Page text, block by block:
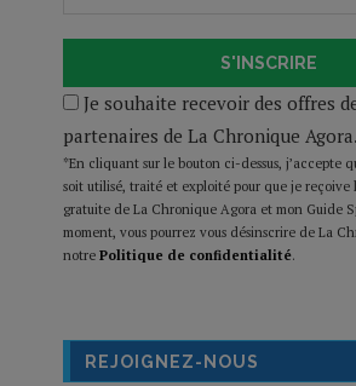
S'INSCRIRE
Je souhaite recevoir des offres
partenaires de La Chronique Agora.
*En cliquant sur le bouton ci-dessus, j’accepte
soit utilisé, traité et exploité pour que je reçoive
gratuite de La Chronique Agora et mon Guide
moment, vous pourrez vous désinscrire de La
notre Politique de confidentialité.
REJOIGNEZ-NOUS